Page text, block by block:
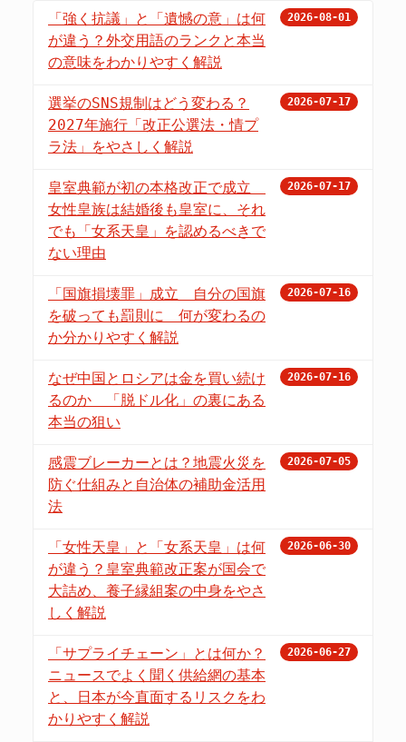
「強く抗議」と「遺憾の意」は何
が違う？外交用語のランクと本当
の意味をわかりやすく解説
2026-08-01
選挙のSNS規制はどう変わる？
2027年施行「改正公選法・情プ
ラ法」をやさしく解説
2026-07-17
皇室典範が初の本格改正で成立
女性皇族は結婚後も皇室に、それ
でも「女系天皇」を認めるべきで
ない理由
2026-07-17
「国旗損壊罪」成立 自分の国旗
を破っても罰則に 何が変わるの
か分かりやすく解説
2026-07-16
なぜ中国とロシアは金を買い続け
るのか 「脱ドル化」の裏にある
本当の狙い
2026-07-16
感震ブレーカーとは？地震火災を
防ぐ仕組みと自治体の補助金活用
法
2026-07-05
「女性天皇」と「女系天皇」は何
が違う？皇室典範改正案が国会で
大詰め、養子縁組案の中身をやさ
しく解説
2026-06-30
「サプライチェーン」とは何か？
ニュースでよく聞く供給網の基本
と、日本が今直面するリスクをわ
かりやすく解説
2026-06-27